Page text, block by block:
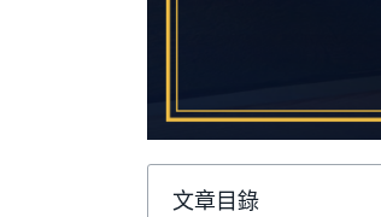
文章目錄